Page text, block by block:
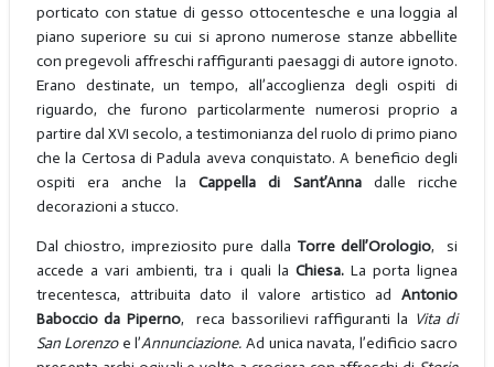
porticato con statue di gesso ottocentesche e una loggia al
piano superiore su cui si aprono numerose stanze abbellite
con pregevoli affreschi raffiguranti paesaggi di autore ignoto.
Erano destinate, un tempo, all’accoglienza degli ospiti di
riguardo, che furono particolarmente numerosi proprio a
partire dal XVI secolo, a testimonianza del ruolo di primo piano
che la Certosa di Padula aveva conquistato. A beneficio degli
ospiti era anche la Cappella di Sant’Anna dalle
ricche
decorazioni a stucco.
Dal chiostro, impreziosito pure dalla Torre dell’Orologio, si
accede a vari ambienti, tra i quali la Chiesa. La porta lignea
trecentesca, attribuita dato il valore artistico adAntonio
Baboccio da Piperno, reca bassorilievi raffiguranti la Vita di
San Lorenzo e l’Annunciazione. Ad unica navata, l’edificio sacro